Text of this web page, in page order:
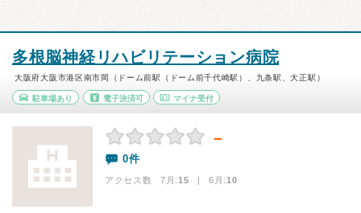
多根脳神経リハビリテーション病院
大阪府大阪市港区南市岡（ドーム前駅（ドーム前千代崎駅）、九条駅、大正駅）
駐車場あり 電子決済可 マイナ受付
－
0件
アクセス数 7月:15 | 6月:10